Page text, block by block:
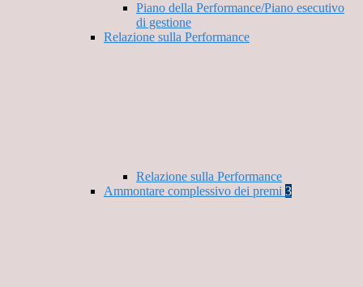
Piano della Performance/Piano esecutivo
di gestione
Relazione sulla Performance
Relazione sulla Performance
Ammontare complessivo dei premi 3